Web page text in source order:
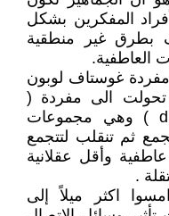
المفكرين بشكل
بطرق غير منطقية
العاطفية.
غوستاف لوبون
الى مفردة (
الجماهير الرقمية digital masses ) وهي مجموعات
ثم تنقلب لتتجمع
وأقل عقلانية
.
اكثر ميلاً إلى